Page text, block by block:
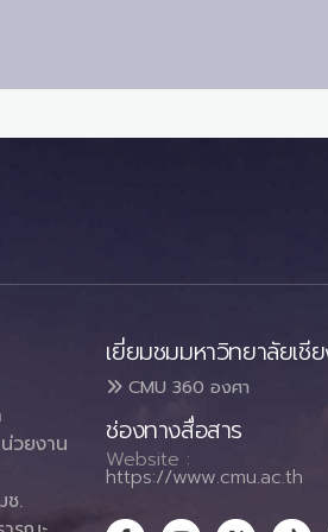
วยงาน
ช.
เยี่ยมชมมหาวิทยาลัยเชี
CMU 360 องศา
ช่องทางสื่อสาร
Website :
https://www.cmu.ac.th